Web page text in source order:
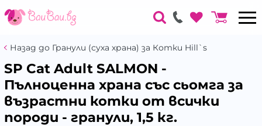
Назад до Гранули (суха храна) за Котки Hill`s
SP Cat Adult SALMON -
Пълноценна храна със сьомга за
възрастни котки от всички
породи - гранули, 1,5 кг.